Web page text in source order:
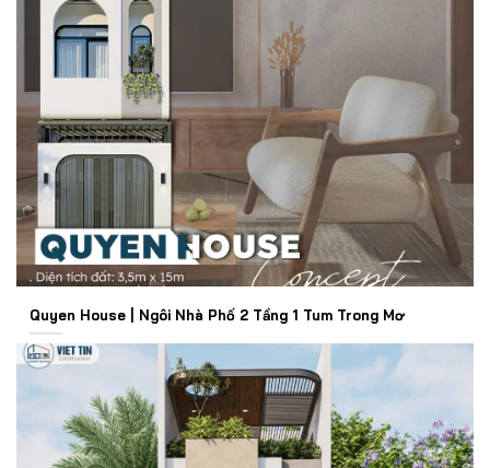
Quyen House | Ngôi Nhà Phố 2 Tầng 1 Tum Trong Mơ